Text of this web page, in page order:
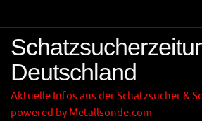
Inhalt
springen
Deutschland
Aktuelle Infos aus der Schatzsucher &
powered by Metallsonde.com